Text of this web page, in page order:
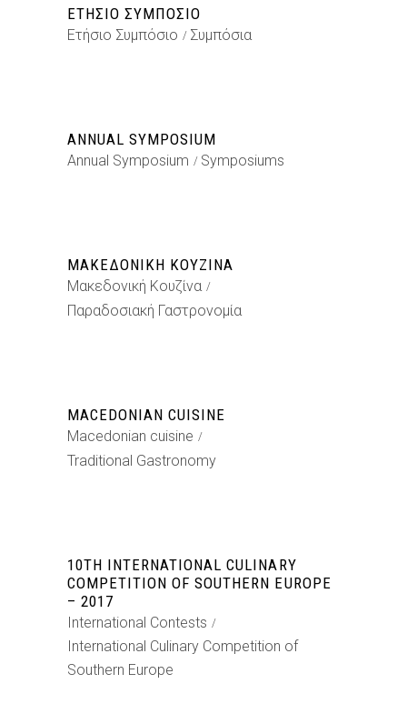
ΕΤΉΣΙΟ ΣΥΜΠΌΣΙΟ
Ετήσιο Συμπόσιο Συμπόσια
ANNUAL SYMPOSIUM
Annual Symposium Symposiums
ΜΑΚΕΔΟΝΙΚΉ ΚΟΥΖΊΝΑ
Μακεδονική Κουζίνα
Παραδοσιακή Γαστρονομία
MACEDONIAN CUISINE
Macedonian cuisine
Traditional Gastronomy
10TH INTERNATIONAL CULINARY
COMPETITION OF SOUTHERN EUROPE
– 2017
International Contests
International Culinary Competition of
Southern Europe